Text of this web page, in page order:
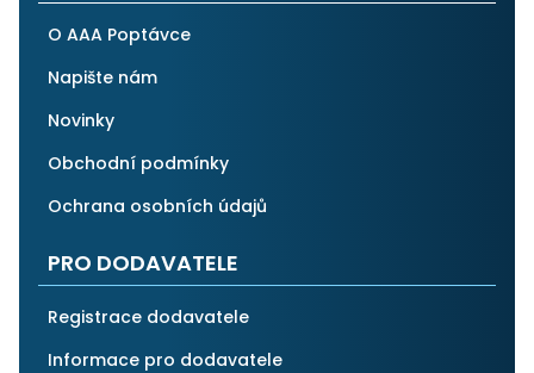
O AAA Poptávce
Napište nám
Novinky
Obchodní podmínky
Ochrana osobních údajů
PRO DODAVATELE
Registrace dodavatele
Informace pro dodavatele